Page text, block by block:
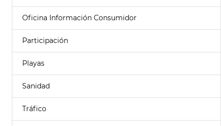
Oficina Información Consumidor
Participación
Playas
Sanidad
Tráfico